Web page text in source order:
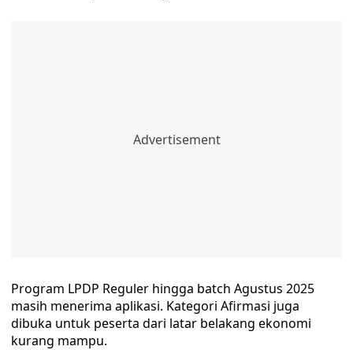
Program LPDP Reguler hingga batch Agustus 2025
masih menerima aplikasi. Kategori Afirmasi juga
dibuka untuk peserta dari latar belakang ekonomi
kurang mampu.